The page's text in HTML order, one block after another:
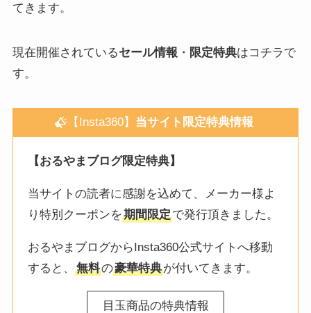
てきます。
現在開催されているセール情報 ・ 限定特典はコチラで
す。
【Insta360】 当サイト限定特典情報
【おるやまブログ限定特典】
当サイトの読者に感謝を込めて、メーカー様よ
り特別クーポンを期間限定で発行頂きました。
おるやまブログからInsta360公式サイトへ移動
すると、無料の豪華特典が付いてきます。
目玉商品の特典情報